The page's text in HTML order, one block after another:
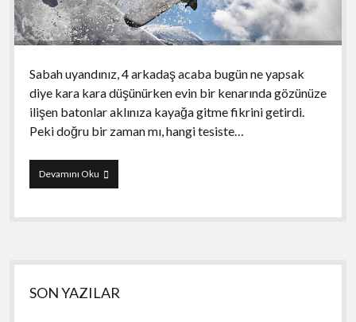
Sabah uyandınız, 4 arkadaş acaba bugün ne yapsak
diye kara kara düşünürken evin bir kenarında gözünüze
ilişen batonlar aklınıza kayağa gitme fikrini getirdi.
Peki doğru bir zaman mı, hangi tesiste…
Devamını OkuKarVar
uygulaması
Yan
Menü
SON YAZILAR